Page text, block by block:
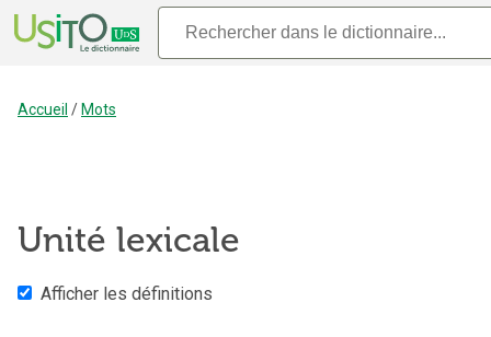
Accueil / Mots
Unité lexicale
Afficher les définitions